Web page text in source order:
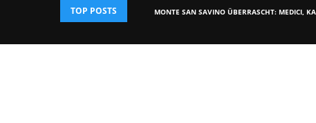
TOP POSTS MONTE SAN SAVINO ÜBERRASCHT: MEDICI,